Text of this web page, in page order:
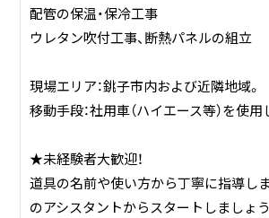
【社会への貢献】
全体の省エネルギー化に大きく貢献して
から日本全国の物流インフラを、確かな
配管の保温・保冷工事
ウレタン吹付工事、断熱パネルの組立
現場エリア：銚子市内および近隣地域。
移動手段：社用車（ハイエース等）を使用
★未経験者大歓迎！
道具の名前や使い方から丁寧に指導し
のアシスタントからスタートしましょう